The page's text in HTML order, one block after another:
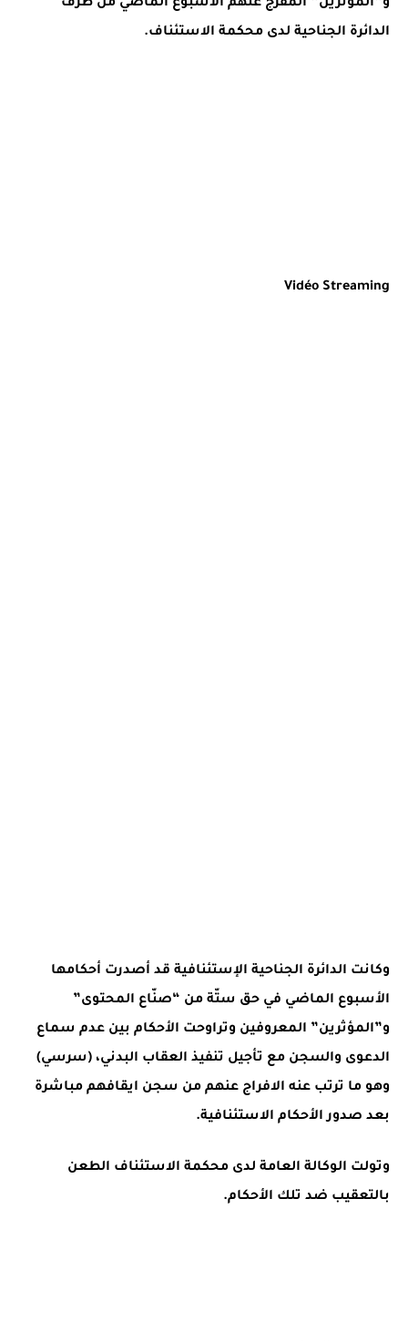
و”المؤثرين” المفرج عنهم الأسبوع الماضي من طرف
الدائرة الجناحية لدى محكمة الاستئناف.
Vidéo Streaming
وكانت الدائرة الجناحية الإستئنافية قد أصدرت أحكامها
الأسبوع الماضي في حق ستّة من “صنّاع المحتوى”
و”المؤثرين” المعروفين وتراوحت الأحكام بين عدم سماع
الدعوى والسجن مع تأجيل تنفيذ العقاب البدني، (سرسي)
وهو ما ترتب عنه الافراج عنهم من سجن ايقافهم مباشرة
بعد صدور الأحكام الاستئنافية.
وتولت الوكالة العامة لدى محكمة الاستئناف الطعن
بالتعقيب ضد تلك الأحكام.